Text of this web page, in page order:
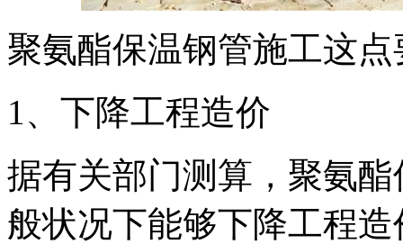
聚氨酯保温钢管施工这
1、下降工程造价
据有关部门测算，聚氨
般状况下能够下降工程